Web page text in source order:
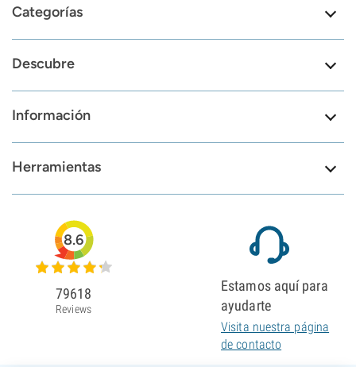
Categorías
Descubre
Información
Herramientas
8.6
79618
Reviews
Estamos aquí para
ayudarte
Visita nuestra página
de contacto